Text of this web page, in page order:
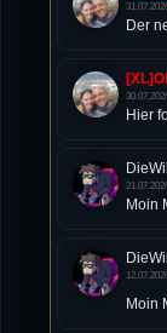
Der
Hier
Moin
Moin